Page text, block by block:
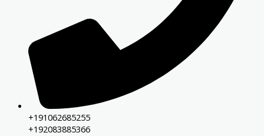
+191062685255
+192083885366